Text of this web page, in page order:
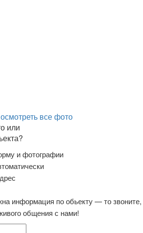
все фото
или
и фотографии
информация по обьекту — то звоните,
общения с нами!